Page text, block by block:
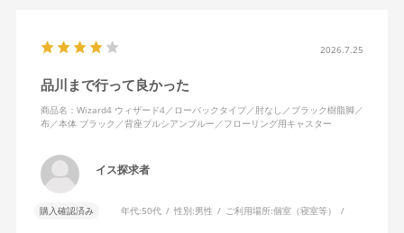
含めれば私より体重の軽い利用者は数多くいると思われるため、
あれば、ロッキング機能としてどのような使用感を想定している
のか疑問に感じています。
角度でもバランスをとりやすい反力特性に自動調整する機能」と
説明されています。しかし、この機能と、最弱設定でも背もたれ
説明を読んでも理解できませんでした。
2026.7.25
品川まで行って良かった
商品名：Wizard4 ウィザード4／ローバックタイプ／肘なし／ブラック樹脂脚／
布／本体 ブラック／背座プルシアンブルー／フローリング用キャスター
イス探求者
購入確認済み 年代:50代 性別:男性 ご利用場所:個室（寝室等）